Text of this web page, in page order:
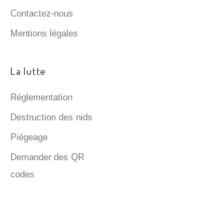
Contactez-nous
Mentions légales
La lutte
Réglementation
Destruction des nids
Piégeage
Demander des QR
codes